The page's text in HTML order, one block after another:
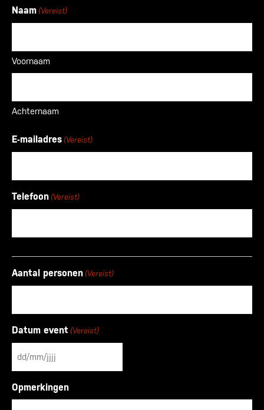
Naam (Vereist)
Voornaam
Achternaam
E-mailadres (Vereist)
Telefoon (Vereist)
Aantal personen (Vereist)
Datum event (Vereist)
DD
MM
Opmerkingen